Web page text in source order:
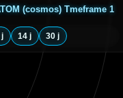
(cosmos) Tmeframe 1
j 14 j 30 j